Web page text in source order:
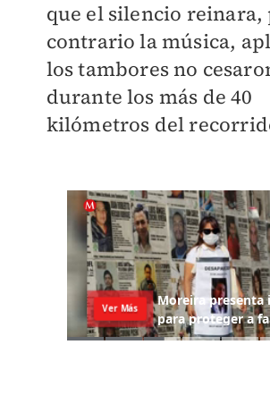
que el silencio reinara,
contrario la música,
los tambores no
durante los más de 40
kilómetros del